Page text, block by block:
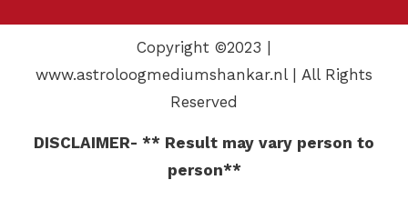
Copyright ©2023 |
www.astroloogmediumshankar.nl | All Rights
Reserved
DISCLAIMER- ** Result may vary person to
person**